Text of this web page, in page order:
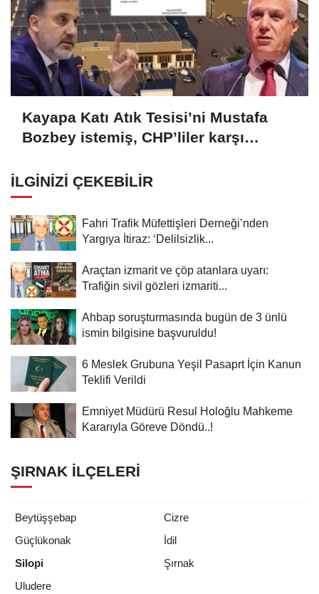
Kayapa Katı Atık Tesisi’ni Mustafa
Bozbey istemiş, CHP’liler karşı
İLGINIZI ÇEKEBILIR
Fahri Trafik Müfettişleri Derneği’nden
Yargıya İtiraz: ‘Delilsizlik...
Araçtan izmarit ve çöp atanlara uyarı:
Trafiğin sivil gözleri izmariti...
Ahbap soruşturmasında bugün de 3 ünlü
ismin bilgisine başvuruldu!
6 Meslek Grubuna Yeşil Pasaprt İçin Kanun
Teklifi Verildi
Emniyet Müdürü Resul Holoğlu Mahkeme
Kararıyla Göreve Döndü..!
ŞIRNAK İLÇELERI
Beytüşşebap
Cizre
Güçlükonak
İdil
Silopi
Şırnak
Uludere